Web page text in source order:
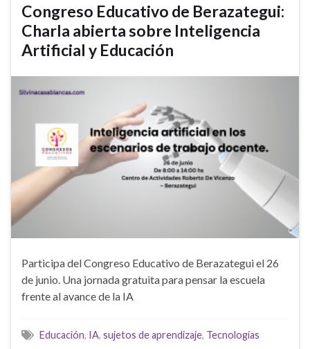
Congreso Educativo de Berazategui:
Charla abierta sobre Inteligencia
Artificial y Educación
Participa del Congreso Educativo de Berazategui el 26
de junio. Una jornada gratuita para pensar la escuela
frente al avance de la IA
Educación, IA, sujetos de aprendizaje, Tecnologías